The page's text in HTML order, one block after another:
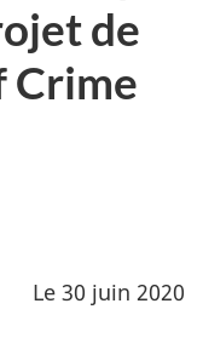
de
Crime
Le 30 juin 2020